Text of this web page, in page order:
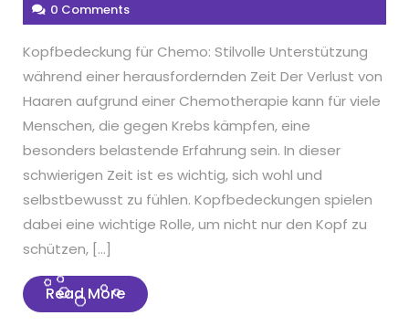
0 Comments
Kopfbedeckung für Chemo: Stilvolle Unterstützung
während einer herausfordernden Zeit Der Verlust von
Haaren aufgrund einer Chemotherapie kann für viele
Menschen, die gegen Krebs kämpfen, eine
besonders belastende Erfahrung sein. In dieser
schwierigen Zeit ist es wichtig, sich wohl und
selbstbewusst zu fühlen. Kopfbedeckungen spielen
dabei eine wichtige Rolle, um nicht nur den Kopf zu
schützen, […]
Read MoreRead
More